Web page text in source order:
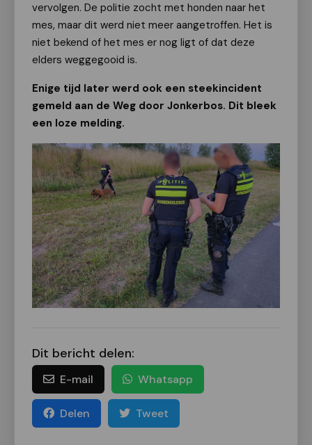
vervolgen. De politie zocht met honden naar het
mes, maar dit werd niet meer aangetroffen. Het is
niet bekend of het mes er nog ligt of dat deze
elders weggegooid is.
Enige tijd later werd ook een steekincident
gemeld aan de Weg door Jonkerbos. Dit bleek
een loze melding.
Dit bericht delen:
E-mail Whatsapp
Delen Tweet